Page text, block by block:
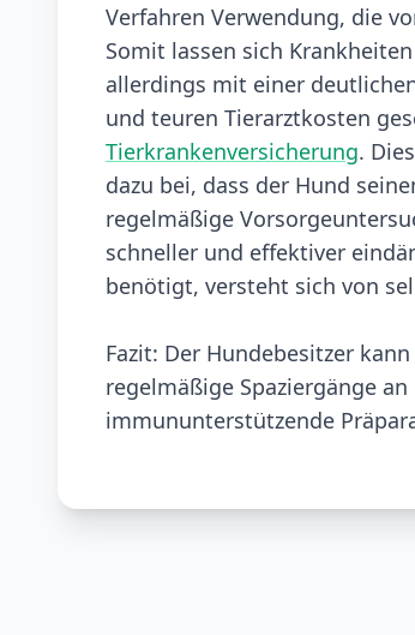
Verfahren Verwendung, die
Somit lassen sich
allerdings mit einer
und teuren Tierarztkosten
Tierkrankenversicherung.
dazu bei, dass der Hund
regelmäßige
schneller und effektiver
benötigt, versteht sich von
Fazit: Der Hundebesitzer
regelmäßige Spaziergänge
immununterstützende